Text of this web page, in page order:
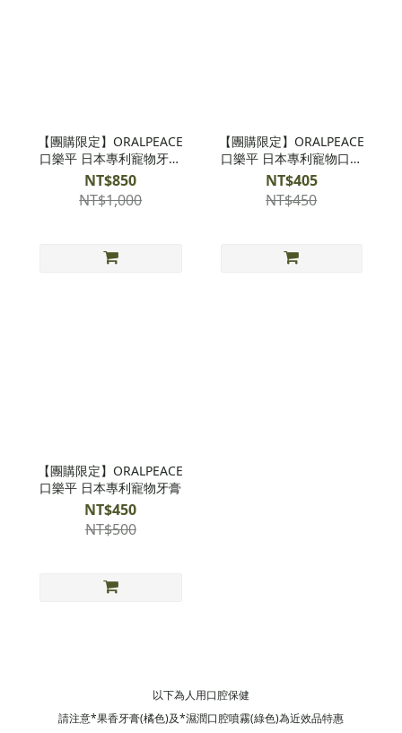
【團購限定】ORALPEACE
口樂平 日本專利寵物牙膏
x2
NT$850
NT$1,000
【團購限定】ORALPEACE
口樂平 日本專利寵物口內
噴霧
NT$405
NT$450
【團購限定】ORALPEACE
口樂平 日本專利寵物牙膏
NT$450
NT$500
以下為人用口腔保健
請注意*果香牙膏(橘色)及*濕潤口腔噴霧(綠色)為近效品特惠